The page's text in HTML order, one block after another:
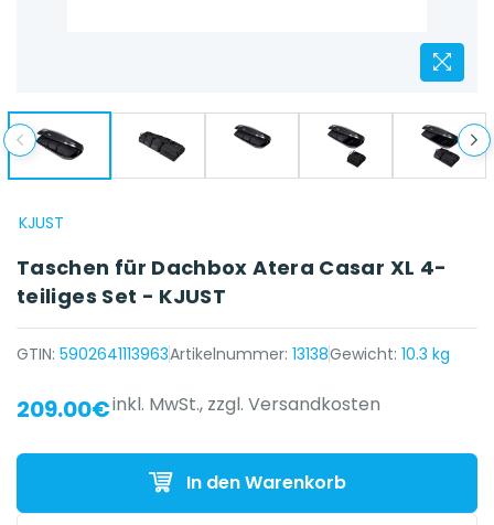
KJUST
Taschen für Dachbox Atera Casar XL 4-
teiliges Set - KJUST
GTIN: 5902641113963Artikelnummer: 13138Gewicht: 10.3 kg
{{ name }} auf {{ platform }}
209.00€inkl. MwSt., zzgl. Versandkosten
In den Warenkorb